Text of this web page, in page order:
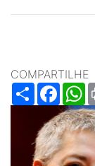
COMPARTILHE
Share